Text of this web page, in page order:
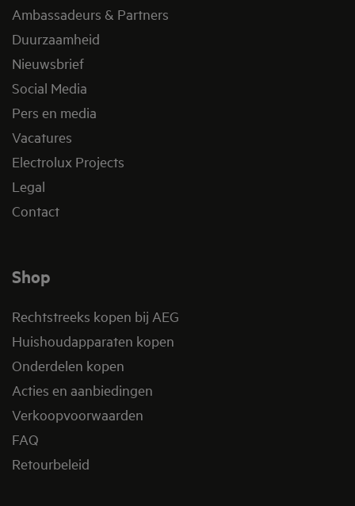
Ambassadeurs & Partners
Duurzaamheid
Nieuwsbrief
Social Media
Pers en media
Vacatures
Electrolux Projects
Legal
Contact
Shop
Rechtstreeks kopen bij AEG
Huishoudapparaten kopen
Onderdelen kopen
Acties en aanbiedingen
Verkoopvoorwaarden
FAQ
Retourbeleid